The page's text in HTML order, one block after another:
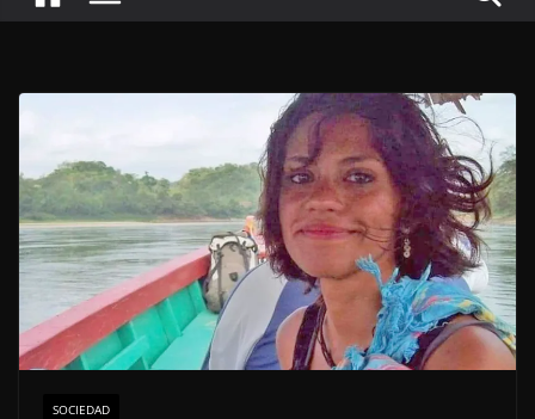
SOCIEDAD